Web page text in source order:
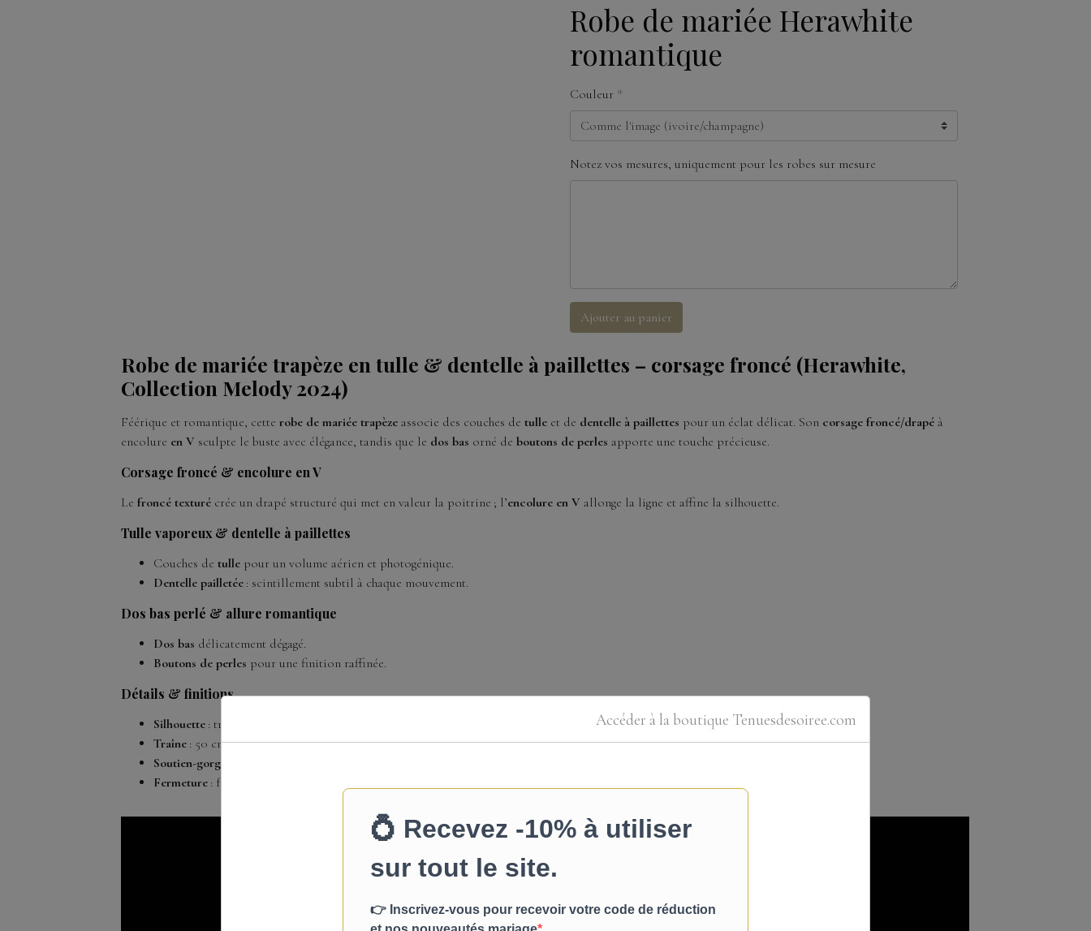
Robe de mariée Herawhite
romantique
Couleur
Notez vos mesures, uniquement pour les robes sur mesure
Ajouter au panier
Robe de mariée trapèze en tulle & dentelle à paillettes – corsage froncé (Herawhite,
Collection Melody 2024)
Féérique et romantique, cetterobe de mariée trapèze associe des couches detulle et de dentelle à paillettes pour un éclat délicat. Son corsage froncé/drapé à
encolure en V sculpte le buste avec élégance, tandis que le dos bas orné deboutons de perles apporte une touche précieuse.
Corsage froncé & encolure en V
Lefroncé texturé crée un drapé structuré qui met en valeur la poitrine ; l’encolure en V allonge la ligne et affine la silhouette.
Tulle vaporeux & dentelle à paillettes
Couches detulle pour un volume aérien et photogénique.
Dentelle pailletée : scintillement subtil à chaque mouvement.
Dos bas perlé & allure romantique
Dos bas délicatement dégagé.
Boutons de perles pour une finition raffinée.
Détails & finitions
Silhouette : trapèze.
Traîne : 50 cm.
Soutien-gorge intégré
Fermeture : fermeture éclair.
Accéder à la boutique Tenuesdesoiree.com